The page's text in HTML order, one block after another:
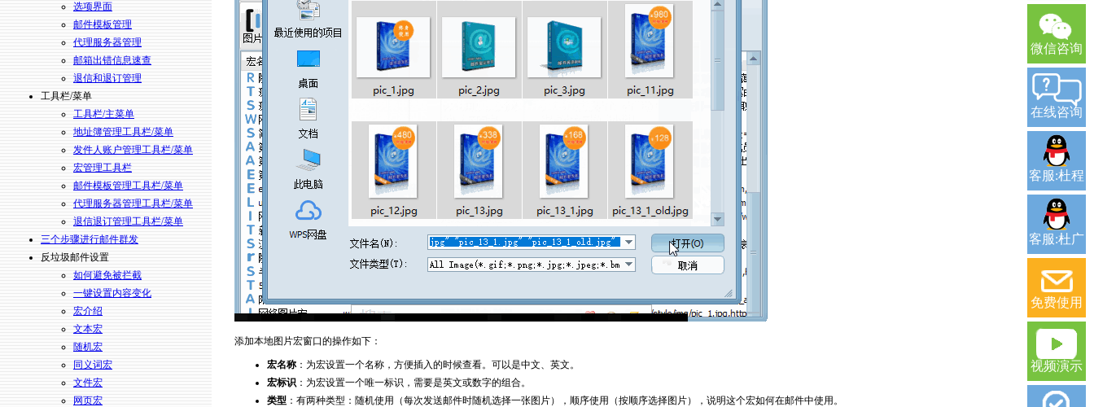
选项界面
邮件模板管理
代理服务器管理
邮箱出错信息速查
退信和退订管理
工具栏/菜单
工具栏/主菜单
地址簿管理工具栏/菜单
发件人账户管理工具栏/菜单
宏管理工具栏
邮件模板管理工具栏/菜单
代理服务器管理工具栏/菜单
退信退订管理工具栏/菜单
三个步骤进行邮件群发
反垃圾邮件设置
如何避免被拦截
一键设置内容变化
宏介绍
文本宏
随机宏
同义词宏
文件宏
网页宏
添加本地图片宏窗口的操作如下：
宏名称 ：为宏设置一个名称，方便插入的时候查看。可以是中文、英文。
宏标识 ：为宏设置一个唯一标识，需要是英文或数字的组合。
类型 ：有两种类型：随机使用（每次发送邮件时随机选择一张图片），顺序使用（按顺序选择图片），说明这个宏如何在邮件中使用。
微信咨询
在线咨询
客服:杜程
客服:杜广
免费使用
视频演示